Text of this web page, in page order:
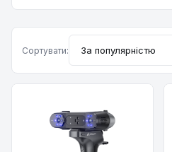
Сортувати: